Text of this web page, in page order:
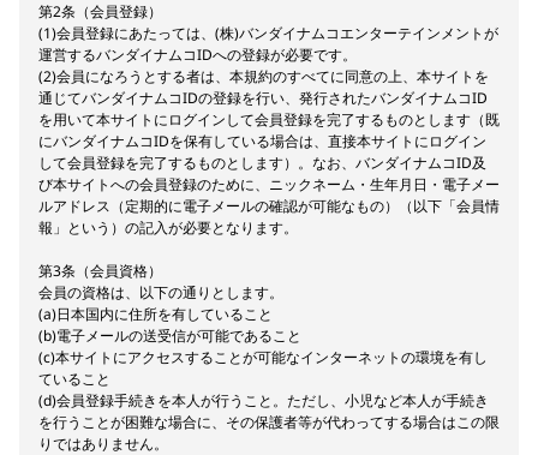
第2条（会員登録）
(1)会員登録にあたっては、(株)バンダイナムコエンターテインメントが
運営するバンダイナムコIDへの登録が必要です。
(2)会員になろうとする者は、本規約のすべてに同意の上、本サイトを
通じてバンダイナムコIDの登録を行い、発行されたバンダイナムコID
を用いて本サイトにログインして会員登録を完了するものとします（既
にバンダイナムコIDを保有している場合は、直接本サイトにログイン
して会員登録を完了するものとします）。なお、バンダイナムコID及
び本サイトへの会員登録のために、ニックネーム・生年月日・電子メー
ルアドレス（定期的に電子メールの確認が可能なもの）（以下「会員情
報」という）の記入が必要となります。
第3条（会員資格）
会員の資格は、以下の通りとします。
(a)日本国内に住所を有していること
(b)電子メールの送受信が可能であること
(c)本サイトにアクセスすることが可能なインターネットの環境を有し
ていること
(d)会員登録手続きを本人が行うこと。ただし、小児など本人が手続き
を行うことが困難な場合に、その保護者等が代わってする場合はこの限
りではありません。